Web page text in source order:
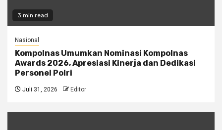
3 min read
Nasional
Kompolnas Umumkan Nominasi Kompolnas
Awards 2026, Apresiasi Kinerja dan Dedikasi
Personel Polri
Juli 31, 2026 Editor